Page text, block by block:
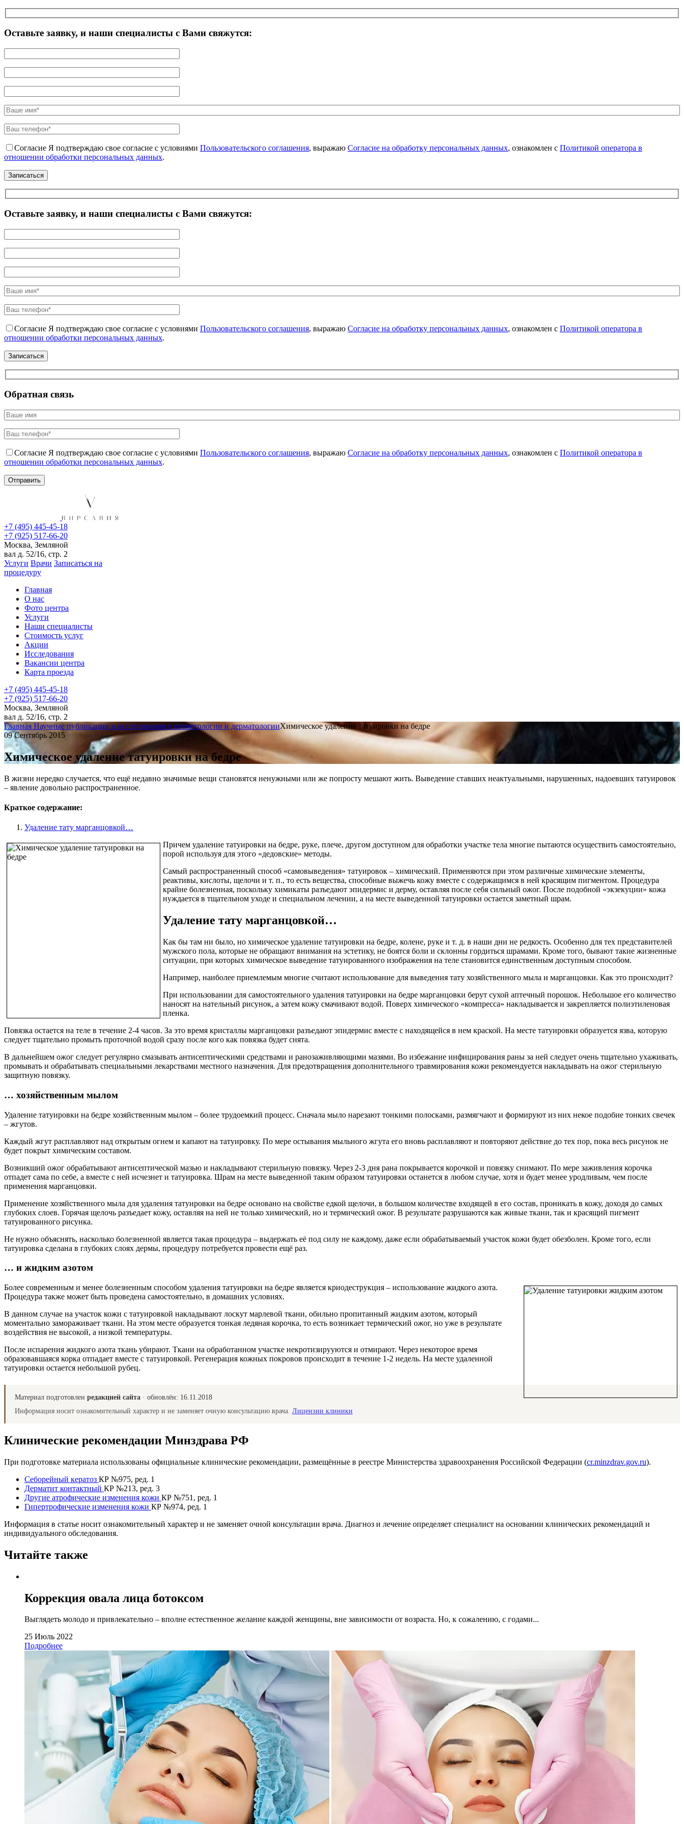
Оставьте заявку, и наши специалисты с Вами свяжутся:
Согласие Я подтверждаю свое согласие с условиями Пользовательского соглашения, выражаю Согласие на обработку персональных данных, ознакомлен с Политикой оператора в
отношении обработки персональных данных.
Оставьте заявку, и наши специалисты с Вами свяжутся:
Согласие Я подтверждаю свое согласие с условиями Пользовательского соглашения, выражаю Согласие на обработку персональных данных, ознакомлен с Политикой оператора в
отношении обработки персональных данных.
Обратная связь
Согласие Я подтверждаю свое согласие с условиями Пользовательского соглашения, выражаю Согласие на обработку персональных данных, ознакомлен с Политикой оператора в
отношении обработки персональных данных.
+7 (495) 445-45-18
+7 (925) 517-66-20
Москва, Земляной
вал д. 52/16, стр. 2
Услуги Врачи Записаться на
процедуру
Главная
О нас
Фото центра
Услуги
Наши специалисты
Стоимость услуг
Акции
Исследования
Вакансии центра
Карта проезда
+7 (495) 445-45-18
+7 (925) 517-66-20
Москва, Земляной
вал д. 52/16, стр. 2
Главная Научные публикации и исследования в косметологии и дерматологииХимическое удаление татуировки на бедре
09 Сентябрь 2015
Химическое удаление татуировки на бедре
В жизни нередко случается, что ещё недавно значимые вещи становятся ненужными или же попросту мешают жить. Выведение ставших неактуальными, нарушенных, надоевших татуировок
– явление довольно распространенное.
Краткое содержание:
Удаление тату марганцовкой…
Причем удаление татуировки на бедре, руке, плече, другом доступном для обработки участке тела многие пытаются осуществить самостоятельно,
порой используя для этого «дедовские» методы.
Самый распространенный способ «самовыведения» татуировок – химический. Применяются при этом различные химические элементы,
реактивы, кислоты, щелочи и т. п., то есть вещества, способные выжечь кожу вместе с содержащимся в ней красящим пигментом. Процедура
крайне болезненная, поскольку химикаты разъедают эпидермис и дерму, оставляя после себя сильный ожог. После подобной «экзекуции» кожа
нуждается в тщательном уходе и специальном лечении, а на месте выведенной татуировки остается заметный шрам.
Удаление тату марганцовкой…
Как бы там ни было, но химическое удаление татуировки на бедре, колене, руке и т. д. в наши дни не редкость. Особенно для тех представителей
мужского пола, которые не обращают внимания на эстетику, не боятся боли и склонны гордиться шрамами. Кроме того, бывают такие жизненные
ситуации, при которых химическое выведение татуированного изображения на теле становится единственным доступным способом.
Например, наиболее приемлемым многие считают использование для выведения тату хозяйственного мыла и марганцовки. Как это происходит?
При использовании для самостоятельного удаления татуировки на бедре марганцовки берут сухой аптечный порошок. Небольшое его количество
наносят на нательный рисунок, а затем кожу смачивают водой. Поверх химического «компресса» накладывается и закрепляется полиэтиленовая
пленка.
Повязка остается на теле в течение 2-4 часов. За это время кристаллы марганцовки разъедают эпидермис вместе с находящейся в нем краской. На месте татуировки образуется язва, которую
следует тщательно промыть проточной водой сразу после кого как повязка будет снята.
В дальнейшем ожог следует регулярно смазывать антисептическими средствами и ранозаживляющими мазями. Во избежание инфицирования раны за ней следует очень тщательно ухаживать,
промывать и обрабатывать специальными лекарствами местного назначения. Для предотвращения дополнительного травмирования кожи рекомендуется накладывать на ожог стерильную
защитную повязку.
… хозяйственным мылом
Удаление татуировки на бедре хозяйственным мылом – более трудоемкий процесс. Сначала мыло нарезают тонкими полосками, размягчают и формируют из них некое подобие тонких свечек
– жгутов.
Каждый жгут расплавляют над открытым огнем и капают на татуировку. По мере остывания мыльного жгута его вновь расплавляют и повторяют действие до тех пор, пока весь рисунок не
будет покрыт химическим составом.
Возникший ожог обрабатывают антисептической мазью и накладывают стерильную повязку. Через 2-3 дня рана покрывается корочкой и повязку снимают. По мере заживления корочка
отпадет сама по себе, а вместе с ней исчезнет и татуировка. Шрам на месте выведенной таким образом татуировки останется в любом случае, хотя и будет менее уродливым, чем после
применения марганцовки.
Применение хозяйственного мыла для удаления татуировки на бедре основано на свойстве едкой щелочи, в большом количестве входящей в его состав, проникать в кожу, доходя до самых
глубоких слоев. Горячая щелочь разъедает кожу, оставляя на ней не только химический, но и термический ожог. В результате разрушаются как живые ткани, так и красящий пигмент
татуированного рисунка.
Не нужно объяснять, насколько болезненной является такая процедура – выдержать её под силу не каждому, даже если обрабатываемый участок кожи будет обезболен. Кроме того, если
татуировка сделана в глубоких слоях дермы, процедуру потребуется провести ещё раз.
… и жидким азотом
Более современным и менее болезненным способом удаления татуировки на бедре является криодеструкция – использование жидкого азота.
Процедура также может быть проведена самостоятельно, в домашних условиях.
В данном случае на участок кожи с татуировкой накладывают лоскут марлевой ткани, обильно пропитанный жидким азотом, который
моментально замораживает ткани. На этом месте образуется тонкая ледяная корочка, то есть возникает термический ожог, но уже в результате
воздействия не высокой, а низкой температуры.
После испарения жидкого азота ткань убирают. Ткани на обработанном участке некротизирууются и отмирают. Через некоторое время
образовавшаяся корка отпадает вместе с татуировкой. Регенерация кожных покровов происходит в течение 1-2 недель. На месте удаленной
татуировки остается небольшой рубец.
Материал подготовлен редакцией сайта · обновлён: 16.11.2018
Информация носит ознакомительный характер и не заменяет очную консультацию врача. Лицензии клиники
Клинические рекомендации Минздрава РФ
При подготовке материала использованы официальные клинические рекомендации, размещённые в реестре Министерства здравоохранения Российской Федерации (cr.minzdrav.gov.ru).
Себорейный кератоз КР №975, ред. 1
Дерматит контактный КР №213, ред. 3
Другие атрофические изменения кожи КР №751, ред. 1
Гипертрофические изменения кожи КР №974, ред. 1
Информация в статье носит ознакомительный характер и не заменяет очной консультации врача. Диагноз и лечение определяет специалист на основании клинических рекомендаций и
индивидуального обследования.
Читайте также
Коррекция овала лица ботоксом
Выглядеть молодо и привлекательно – вполне естественное желание каждой женщины, вне зависимости от возраста. Но, к сожалению, с годами...
25 Июль 2022
Подробнее